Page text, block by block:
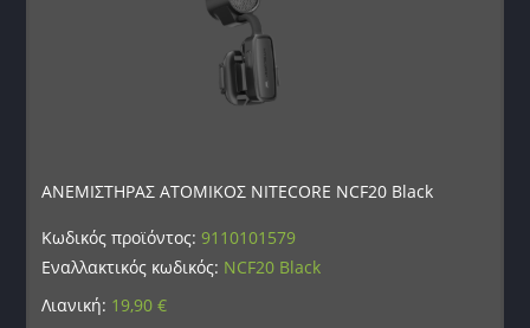
ΑΝΕΜΙΣΤΗΡΑΣ ΑΤΟΜΙΚΟΣ NITECORE NCF20 Black
Κωδικός προϊόντος:9110101579
Εναλλακτικός κωδικός: NCF20 Black
Λιανική: 19,90€